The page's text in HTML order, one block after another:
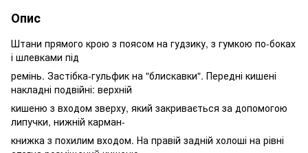
Опис
Штани прямого крою з поясом на гудзику, з гумкою по-боках
і шлевками під
ремінь. Застібка-гульфик на "блискавки". Передні кишені
накладні подвійні: верхній
кишеню з входом зверху, який закривається за допомогою
липучки, нижній карман-
книжка з похилим входом. На правій задній холоші на рівні